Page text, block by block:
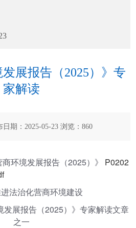
发展报告（2025）》专
家解读
期：2025-05-23 浏览： 860
环境发展报告（2025）》 P0202
法治化营商环境建设
展报告（2025）》专家解读文章
之一